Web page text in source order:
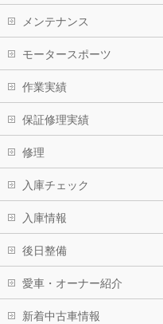
メンテナンス
モータースポーツ
作業実績
保証修理実績
修理
入庫チェック
入庫情報
後日整備
愛車・オーナー紹介
新着中古車情報